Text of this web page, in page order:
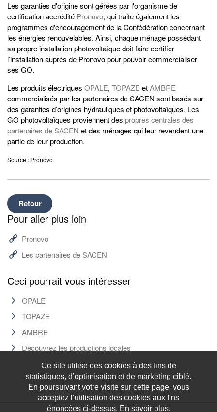
Les garanties d'origine sont gérées par l'organisme de
certification accrédité Pronovo, qui traite également les
programmes d'encouragement de la Confédération concernant
les énergies renouvelables. Ainsi, chaque ménage possédant
sa propre installation photovoltaïque doit faire certifier
l’installation auprès de Pronovo pour pouvoir commercialiser
ses GO.
Les produits électriques OPALE, TOPAZEetAMBRE
commercialisés par les partenaires de SACEN sont basés sur
des garanties d’origines hydrauliques et photovoltaïques. Les
GO photovoltaïques proviennent des propres centrales des
partenaires de SACEN et des ménages qui leur revendent une
partie de leur production.
Source : Pronovo
Retour
Pour aller plus loin
Pronovo
Les partenaires de SACEN
Ceci pourrait vous intéresser
OPALE
TOPAZE
AMBRE
Découvrez les productions locales
Ce site utilise des cookies à des fins de
statistiques, d’optimisation et de marketing ciblé.
En poursuivant votre visite sur cette page, vous
acceptez l’utilisation des cookies aux fins
énoncées ci-dessus. En savoir plus.